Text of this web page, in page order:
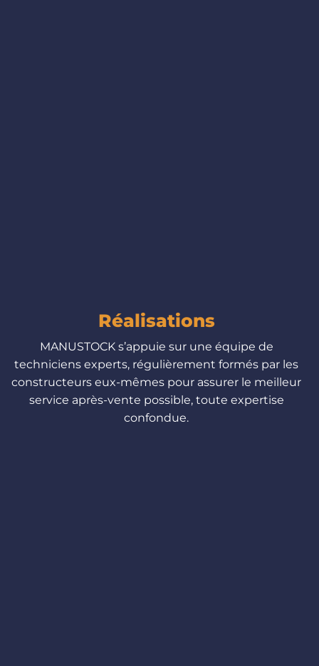
Réalisations
MANUSTOCK s’appuie sur une équipe de
techniciens experts, régulièrement formés par les
constructeurs eux-mêmes pour assurer le meilleur
service après-vente possible, toute expertise
confondue.